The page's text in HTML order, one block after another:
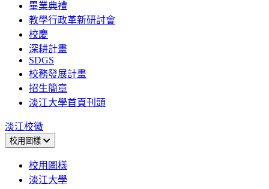
畢業典禮
教學行政革新研討會
校慶
深耕計畫
SDGS
校務發展計畫
招生簡章
淡江大學首頁刊頭
淡江校徽
校用圖樣
校用圖樣
淡江大學